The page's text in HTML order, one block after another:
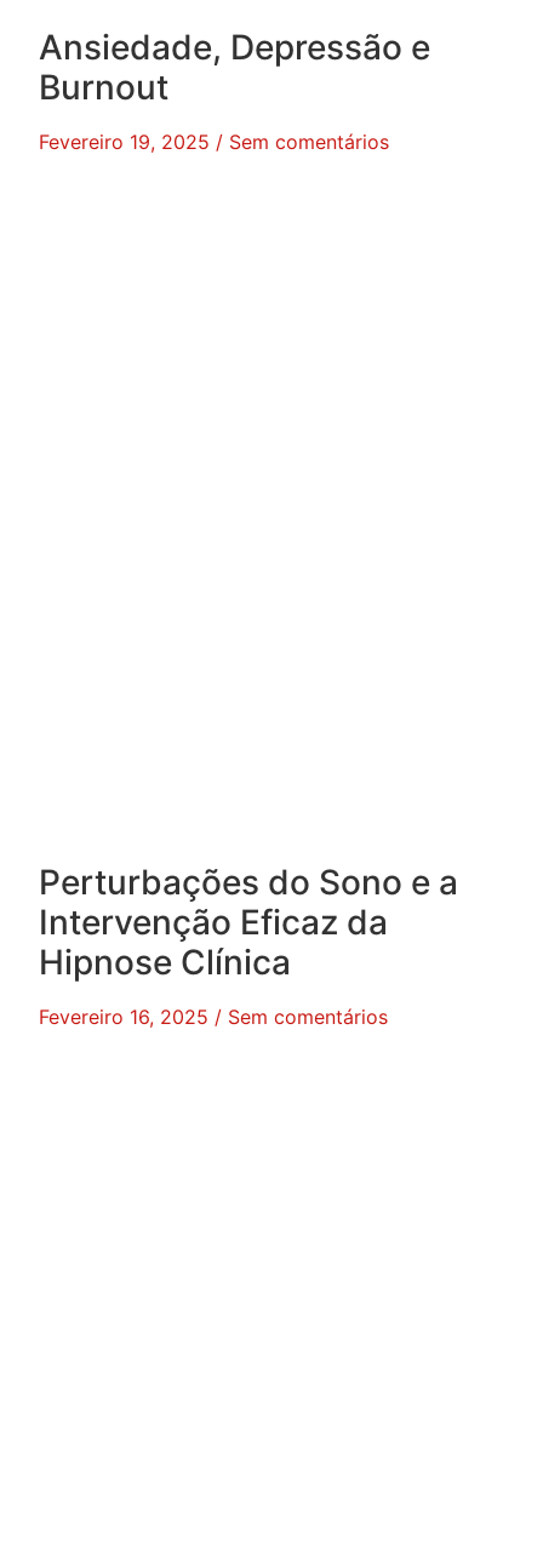
Ansiedade, Depressão e
Burnout
Fevereiro 19, 2025 Sem comentários
Perturbações do Sono e a
Intervenção Eficaz da
Hipnose Clínica
Fevereiro 16, 2025 Sem comentários